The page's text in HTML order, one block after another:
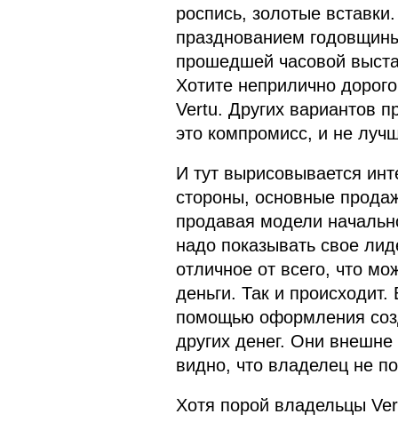
роспись, золотые
празднованием
прошедшей часовой
Хотите неприлично
Vertu. Других вариантов
это компромисс, и не
И тут вырисовывается
стороны, основные
продавая модели
надо показывать свое
отличное от всего, что
деньги. Так и
помощью оформления
других денег. Они
видно, что владелец не
Хотя порой владельцы